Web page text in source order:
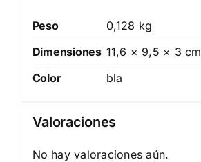
Peso
0,128 kg
Dimensiones 11,6 × 9,5 × 3 cm
Color
bla
Valoraciones
No hay valoraciones aún.